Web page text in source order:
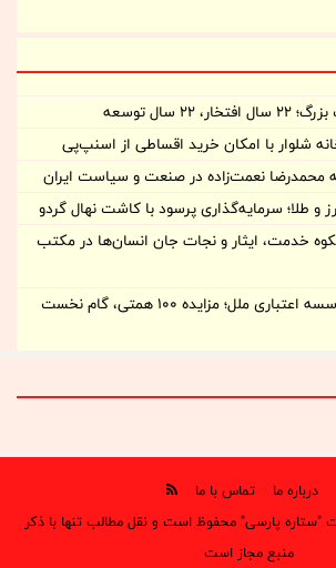
سال توسعه
شلوار با امکان خرید اقساطی از اسنپ‌پی
محمدرضا نعمت‌زاده در صنعت و سیاست ایران
و طلا؛ سرمایه‌گذاری پرسود با کاشت نهال گردو
خدمت، ایثار و نجات جان انسان‌ها در مکتب
چرخش بزرگ در مؤسسه اعتباری ملل؛ مزایده ۱۰۰ همتی، گام نخست
درباره ما
تماس با ما
"ستاره پارسی" محفوظ است و نقل مطالب تنها با ذکر
منبع مجاز است